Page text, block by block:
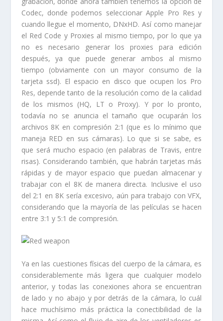
Codec, donde podemos seleccionar Apple Pro Res y
cuando llegue el momento, DNxHD. Así como manejar
el Red Code y Proxies al mismo tiempo, por lo que ya
no es necesario generar los proxies para edición
después, ya que puede generar ambos al mismo
tiempo (obviamente con un mayor consumo de la
tarjeta ssd). El espacio en disco que ocupen los Pro
Res, depende tanto de la resolución como de la calidad
de los mismos (HQ, LT o Proxy). Y por lo pronto,
todavía no se anuncia el tamaño que ocuparán los
archivos 8K en compresión 2:1 (que es lo mínimo que
maneja RED en sus cámaras). Lo que si se sabe, es
que será mucho espacio (en palabras de Travis, entre
risas). Considerando también, que habrán tarjetas más
rápidas y de mayor espacio que puedan almacenar y
trabajar con el 8K de manera directa. Inclusive el uso
del 2:1 en 8K sería excesivo, aún para trabajo con VFX,
considerando que la mayoría de las películas se hacen
entre 3:1 y 5:1 de compresión.
Ya en las cuestiones físicas del cuerpo de la cámara, es
considerablemente más ligera que cualquier modelo
anterior, y todas las conexiones ahora se encuentran
de lado y no abajo y por detrás de la cámara, lo cuál
hace muchísimo más práctica la conectibilidad de la